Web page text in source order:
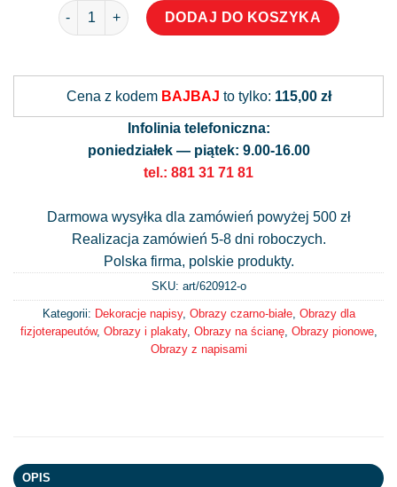
ilość Dekoracja z motywem fizjoterapii
DODAJ DO KOSZYKA
Cena z kodem BAJBAJ to tylko: 115,00 zł
Infolinia telefoniczna:
poniedziałek — piątek: 9.00-16.00
tel.: 881 31 71 81
Darmowa wysyłka dla zamówień powyżej 500 zł
Realizacja zamówień 5-8 dni roboczych.
Polska firma, polskie produkty.
SKU: art/620912-o
Kategorii: Dekoracje napisy, Obrazy czarno-białe, Obrazy dla
fizjoterapeutów, Obrazy i plakaty, Obrazy na ścianę, Obrazy pionowe,
Obrazy z napisami
OPIS